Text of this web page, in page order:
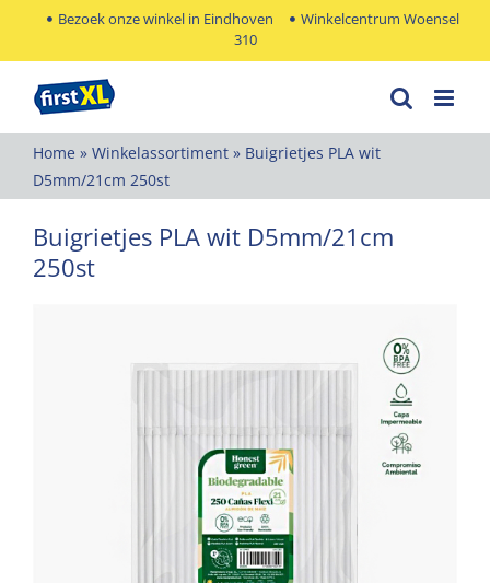
Bezoek onze winkel in Eindhoven
Winkelcentrum Woensel
310
Home » Winkelassortiment » Buigrietjes PLA wit
D5mm/21cm 250st
Buigrietjes PLA wit D5mm/21cm
250st